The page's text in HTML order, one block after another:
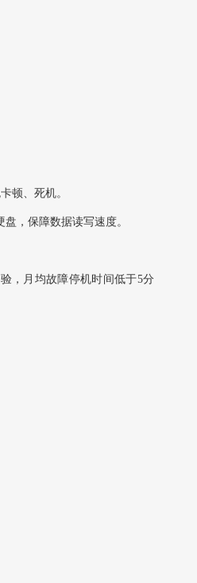
顿、死机。
，保障数据读写速度。
，月均故障停机时间低于5分